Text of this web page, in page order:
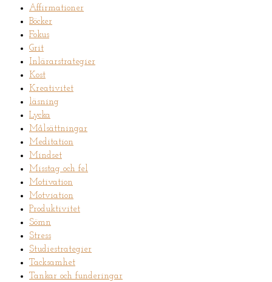
Affirmationer
Böcker
Fokus
Grit
Inlärarstrategier
Kost
Kreativitet
läsning
Lycka
Målsättningar
Meditation
Mindset
Misstag och fel
Motivation
Motviation
Produktivitet
Sömn
Stress
Studiestrategier
Tacksamhet
Tankar och funderingar